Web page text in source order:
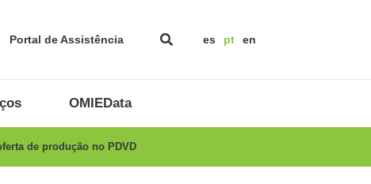
Portal de Assistência es pt en
OMIEData
de produção no PDVD